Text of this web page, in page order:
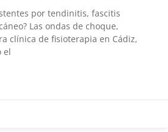
por tendinitis, fascitis
Las ondas de choque,
clínica de fisioterapia en Cádiz,
el